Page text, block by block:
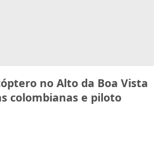
no Alto da Boa Vista
colombianas e piloto